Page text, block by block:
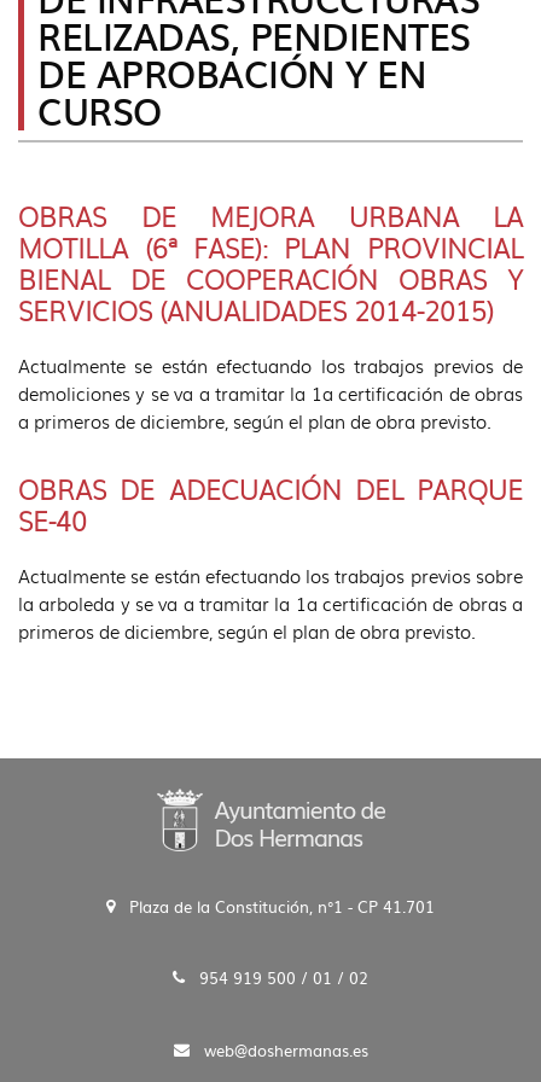
idioma
RELIZADAS, PENDIENTES
DE APROBACIÓN Y EN
CURSO
OBRAS DE MEJORA URBANA LA
MOTILLA (6ª FASE): PLAN PROVINCIAL
BIENAL DE COOPERACIÓN OBRAS Y
SERVICIOS (ANUALIDADES 2014-2015)
Actualmente se están efectuando los trabajos previos de
demoliciones y se va a tramitar la 1a certificación de obras
a primeros de diciembre, según el plan de obra previsto.
OBRAS DE ADECUACIÓN DEL PARQUE
SE-40
Actualmente se están efectuando los trabajos previos sobre
la arboleda y se va a tramitar la 1a certificación de obras a
primeros de diciembre, según el plan de obra previsto.
Plaza de la Constitución, n°1 - CP 41.701
954 919 500 / 01 / 02
web@doshermanas.es